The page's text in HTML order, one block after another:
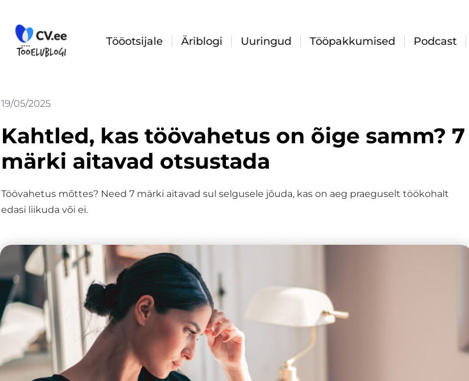
content
Tööotsijale Äriblogi Uuringud Tööpakkumised Podcast
19/05/2025
Kahtled, kas töövahetus on õige samm? 7
märki aitavad otsustada
Töövahetus mõttes? Need 7 märki aitavad sul selgusele jõuda, kas on aeg praeguselt töökohalt
edasi liikuda või ei.